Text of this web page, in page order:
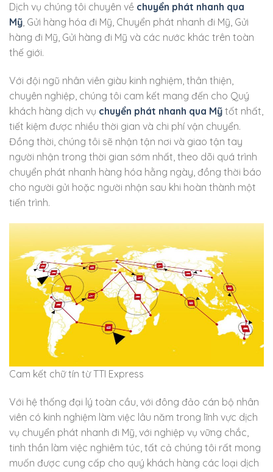
Dịch vụ chúng tôi chuyên về chuyển phát nhanh qua
Mỹ, Gửi hàng hóa đi Mỹ, Chuyển phát nhanh đi Mỹ, Gửi
hàng đi Mỹ, Gửi hàng đi Mỹ và các nước khác trên toàn
thế giới.
Với đội ngũ nhân viên giàu kinh nghiệm, thân thiện,
chuyên nghiệp, chúng tôi cam kết mang đến cho Quý
khách hàng dịch vụ chuyển phát nhanh qua Mỹ tốt nhất,
tiết kiệm được nhiều thời gian và chi phí vận chuyển.
Đồng thời, chúng tôi sẽ nhận tận nơi và giao tận tay
người nhận trong thời gian sớm nhất, theo dõi quá trình
chuyển phát nhanh hàng hóa hằng ngày, đồng thời báo
cho người gửi hoặc người nhận sau khi hoàn thành một
tiến trình.
Cam kết chữ tín từ TTI Express
Với hệ thống đại lý toàn cầu, với đông đảo cán bộ nhân
viên có kinh nghiệm làm việc lâu năm trong lĩnh vực dịch
vụ chuyển phát nhanh đi Mỹ, với nghiệp vụ vững chắc,
tinh thần làm việc nghiêm túc, tất cả chúng tôi rất mong
muốn được cung cấp cho quý khách hàng các loại dịch